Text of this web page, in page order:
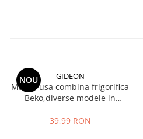
NOU GIDEON
Maner usa combina frigorifica
Beko,diverse modele in
22.5 cm
39,99 RON